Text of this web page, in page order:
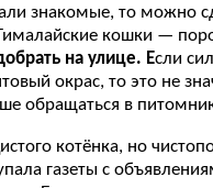
знакомые, то можно
кошки —
на улице. Если
окрас, то это не
обращаться в
котёнка, но
газеты с